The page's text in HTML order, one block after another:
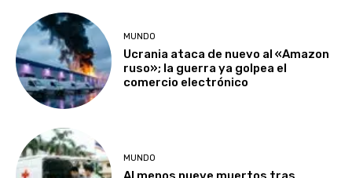
MUNDO
Ucrania ataca de nuevo al «Amazon
ruso»; la guerra ya golpea el
comercio electrónico
MUNDO